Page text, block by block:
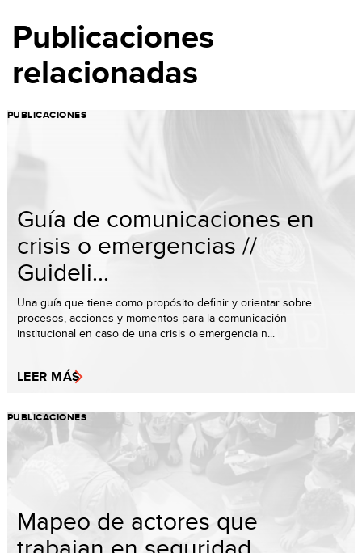
Publicaciones
relacionadas
PUBLICACIONES
Guía de comunicaciones en
crisis o emergencias //
Guideli...
Una guía que tiene como propósito definir y orientar sobre
procesos, acciones y momentos para la comunicación
institucional en caso de una crisis o emergencia n...
LEER MÁS
PUBLICACIONES
Mapeo de actores que